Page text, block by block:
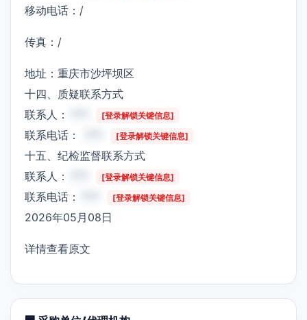
移动电话：/
传真：/
地址：重庆市沙坪坝区
十四、质疑联系方式
联系人：
[登录解锁关键信息]
联系电话： [登录解锁关键信息]
十五、纪检监督联系方式
联系人：
[登录解锁关键信息]
联系电话： [登录解锁关键信息]
2026年05月08日
详情查看原文